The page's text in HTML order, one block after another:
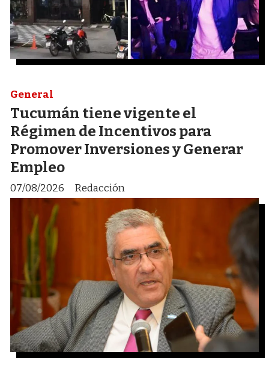
Tucumán tiene vigente el
Régimen de Incentivos para
Promover Inversiones y Generar
Empleo
Redacción
General
07/08/2026